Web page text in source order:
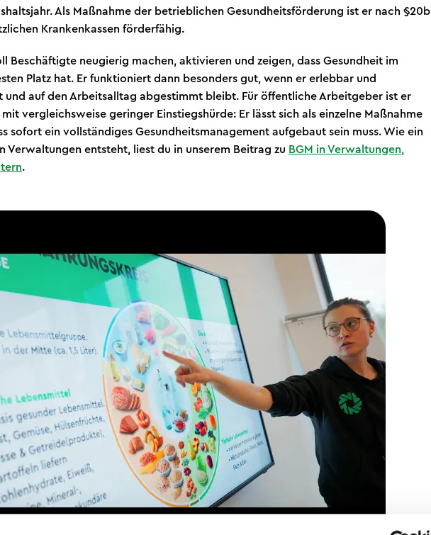
Als Maßnahme der betrieblichen Gesundheitsförderung ist er nach §20b
Krankenkassen förderfähig.
Beschäftigte neugierig machen, aktivieren und zeigen, dass Gesundheit im
Platz hat. Er funktioniert dann besonders gut, wenn er erlebbar und
und auf den Arbeitsalltag abgestimmt bleibt. Für öffentliche Arbeitgeber ist er
vergleichsweise geringer Einstiegshürde: Er lässt sich als einzelne Maßnahme
sofort ein vollständiges Gesundheitsmanagement aufgebaut sein muss. Wie ein
Verwaltungen entsteht, liest du in unserem Beitrag zu BGM in Verwaltungen,
.